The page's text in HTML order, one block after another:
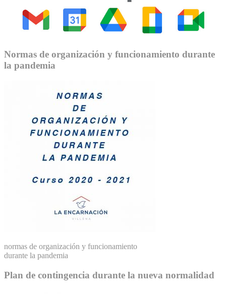
Normas de organización y funcionamiento durante
la pandemia
normas de organización y funcionamiento
durante la pandemia
Plan de contingencia durante la nueva normalidad